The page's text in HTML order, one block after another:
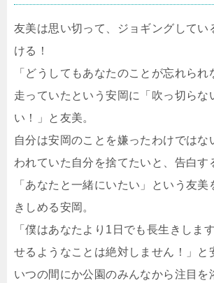
友美は思い切って、ジョギングしてい
ける！
「どうしてもあなたのことが忘れられ
走っていたという安岡に「吹っ切らな
い！」と友美。
自分は安岡のことを嫌ったわけではな
われていた自分を捨てたいと、告白す
「あなたと一緒にいたい」という友
きしめる安岡。
「僕はあなたより1日でも長生きしま
せるようなことは絶対しません！」と
いつの間にか公園のみんなから注目を